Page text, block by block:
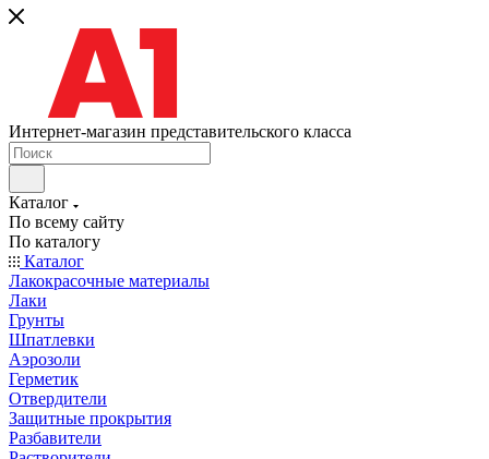
Интернет-магазин представительского класса
Каталог
По всему сайту
По каталогу
Каталог
Лакокрасочные материалы
Лаки
Грунты
Шпатлевки
Аэрозоли
Герметик
Отвердители
Защитные прокрытия
Разбавители